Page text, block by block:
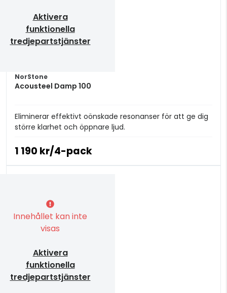
Aktivera
funktionella
tredjepartstjänster
NorStone
Acousteel Damp 100
Eliminerar effektivt oönskade resonanser för att ge dig
större klarhet och öppnare ljud.
1 190 kr/4-pack
Innehållet kan inte
visas
Aktivera
funktionella
tredjepartstjänster